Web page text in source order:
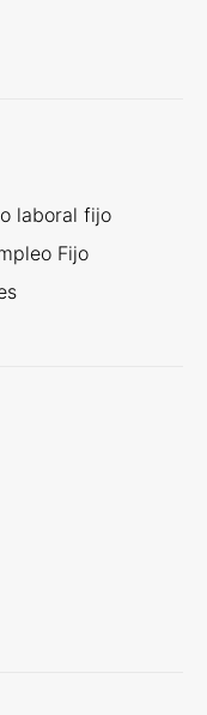
laboral fijo
Fijo